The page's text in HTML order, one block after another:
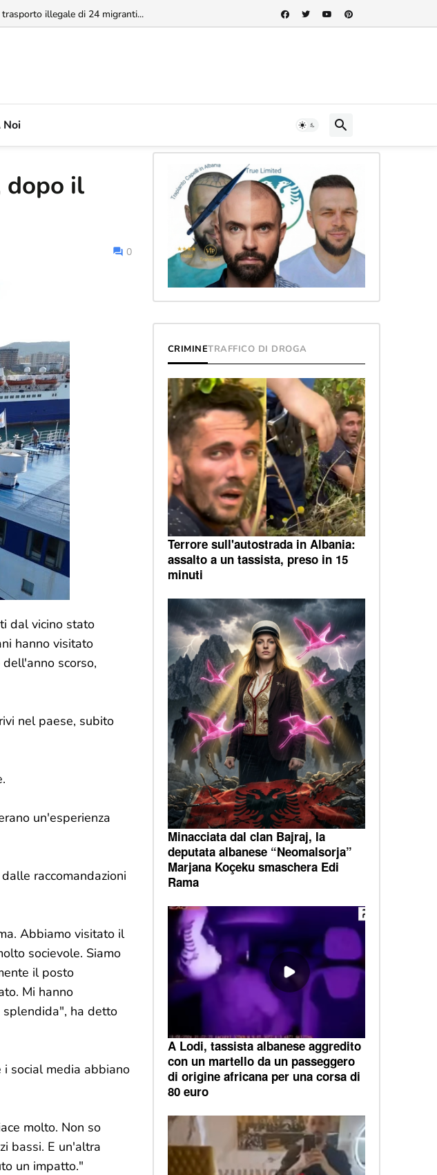
ricorrerà all'arbitrato internazionale"...
Noi
dopo il
0
dal vicino stato
hanno visitato
scorso,
nel paese, subito
un'esperienza
raccomandazioni
Abbiamo visitato il
socievole. Siamo
il posto
Mi hanno
splendida", ha detto
social media abbiano
molto. Non so
bassi. E un'altra
un impatto."
CRIMINETRAFFICO DI DROGA
Terrore sull'autostrada in Albania:
assalto a un tassista, preso in 15
minuti
Minacciata dal clan Bajraj, la
deputata albanese “Neomalsorja”
Marjana Koçeku smaschera Edi
Rama
A Lodi, tassista albanese aggredito
con un martello da un passeggero
di origine africana per una corsa di
80 euro